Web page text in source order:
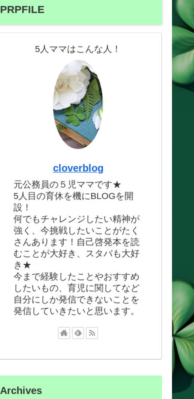
PRPFILE
5人ママはこんな人！
cloverblog
元公務員の５児ママです★
5人目の育休を機にBLOGを開
設！
何でもチャレンジしたい精神が
強く、今挑戦したいことがたく
さんあります！自己啓発本を読
むことが大好き、スタバも大好
き★
今まで経験したことやおすすめ
したいもの、育児に関してなど
自分にしか発信できないことを
発信していきたいと思います。
Archives